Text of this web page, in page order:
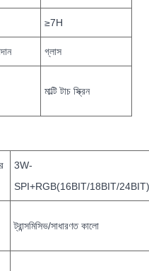
≥7H
গ্লাস
মাল্টি টাচ স্ক্রিন
3W-
SPI+RGB(16BIT/18BIT/
ট্রান্সমিসিভ/সাধারণত কালো